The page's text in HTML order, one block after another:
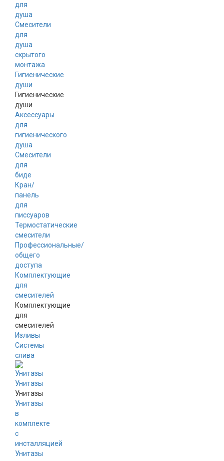
для
душа
Смесители
для
душа
скрытого
монтажа
Гигиенические
души
Гигиенические
души
Аксессуары
для
гигиенического
душа
Смесители
для
биде
Кран/
панель
для
писсуаров
Термостатические
смесители
Профессиональные/
общего
доступа
Комплектующие
для
смесителей
Комплектующие
для
смесителей
Изливы
Системы
слива
Унитазы
Унитазы
Унитазы
в
комплекте
с
инсталляцией
Унитазы